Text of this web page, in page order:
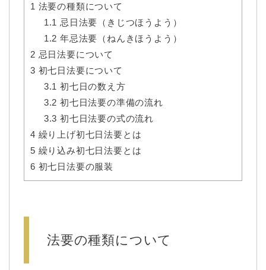
1 法要の種類について
1.1 忌日法要（きじつほうよう）
1.2 年忌法要（ねんきほうよう）
2 忌日法要について
3 初七日法要について
3.1 初七日の数え方
3.2 初七日法要の準備の流れ
3.3 初七日法要の式の流れ
4 繰り上げ初七日法要とは
5 繰り込み初七日法要とは
6 初七日法要の服装
法要の種類について